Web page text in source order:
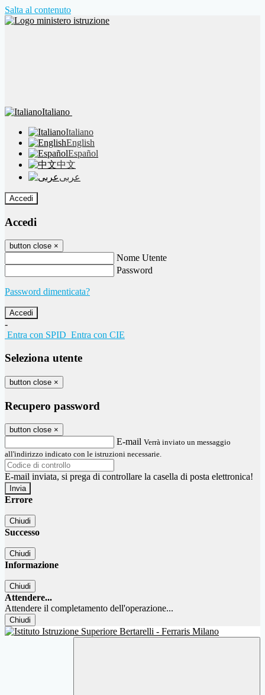
Salta al contenuto
Italiano
Italiano
English
Español
中文
عربى
Accedi
Accedi
button close ×
Nome Utente
Password
Password dimenticata?
-
Entra con SPID Entra con CIE
Seleziona utente
button close ×
Recupero password
button close ×
E-mail Verrà inviato un messaggio
all'indirizzo indicato con le istruzioni necessarie.
E-mail inviata, si prega di controllare la casella di posta elettronica!
Errore
Chiudi
Successo
Chiudi
Informazione
Chiudi
Attendere...
Attendere il completamento dell'operazione...
Chiudi